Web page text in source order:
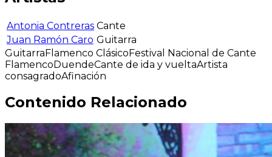
Antonia Contreras Cante
Juan Ramón Caro Guitarra
GuitarraFlamenco ClásicoFestival Nacional de Cante
FlamencoDuendeCante de ida y vueltaArtista
consagradoAfinación
Contenido Relacionado